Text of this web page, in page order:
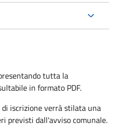
tutta la
in formato PDF.
iscrizione verrà stilata una
previsti dall'avviso comunale.